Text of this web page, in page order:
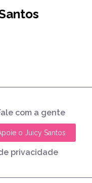
com a gente
o Juicy Santos
privacidade